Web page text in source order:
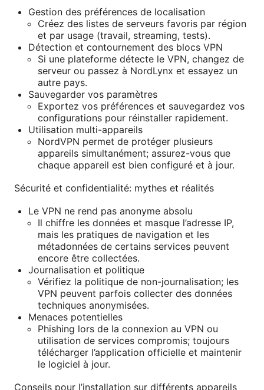
Gestion des préférences de localisation
Créez des listes de serveurs favoris par région
et par usage (travail, streaming, tests).
Détection et contournement des blocs VPN
Si une plateforme détecte le VPN, changez de
serveur ou passez à NordLynx et essayez un
autre pays.
Sauvegarder vos paramètres
Exportez vos préférences et sauvegardez vos
configurations pour réinstaller rapidement.
Utilisation multi-appareils
NordVPN permet de protéger plusieurs
appareils simultanément; assurez-vous que
chaque appareil est bien configuré et à jour.
Sécurité et confidentialité: mythes et réalités
Le VPN ne rend pas anonyme absolu
Il chiffre les données et masque l’adresse IP,
mais les pratiques de navigation et les
métadonnées de certains services peuvent
encore être collectées.
Journalisation et politique
Vérifiez la politique de non-journalisation; les
VPN peuvent parfois collecter des données
techniques anonymisées.
Menaces potentielles
Phishing lors de la connexion au VPN ou
utilisation de services compromis; toujours
télécharger l’application officielle et maintenir
le logiciel à jour.
Conseils pour l’installation sur différents appareils